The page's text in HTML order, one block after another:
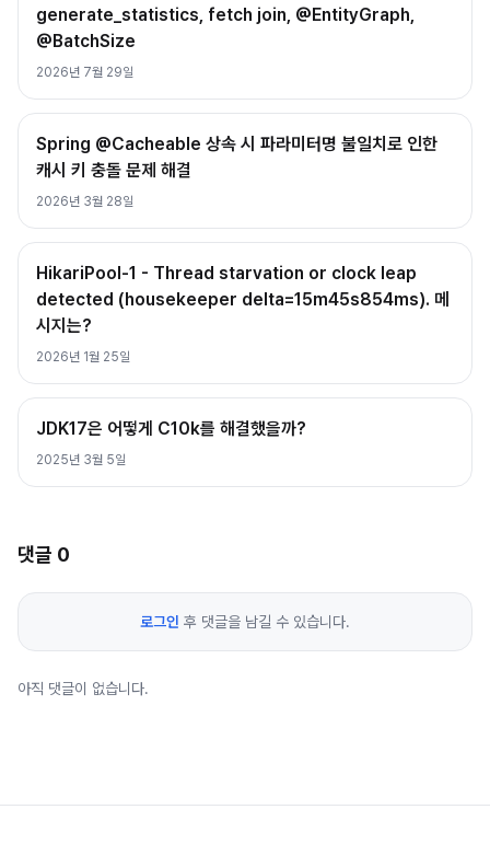
generate_statistics, fetch join, @EntityGraph,
@BatchSize
2026년 7월 29일
Spring @Cacheable 상속 시 파라미터명 불일치로 인한
캐시 키 충돌 문제 해결
2026년 3월 28일
HikariPool-1 - Thread starvation or clock leap
detected (housekeeper delta=15m45s854ms). 메
시지는?
2026년 1월 25일
JDK17은 어떻게 C10k를 해결했을까?
2025년 3월 5일
댓글 0
로그인 후 댓글을 남길 수 있습니다.
아직 댓글이 없습니다.